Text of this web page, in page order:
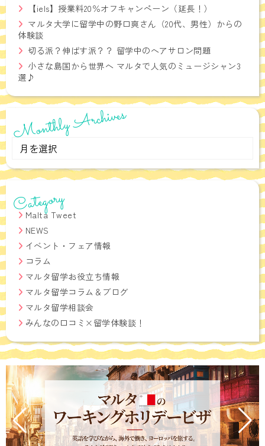
【iels】授業料20％オフキャンペーン（延長！）
マルタ大学に留学中の野口爽さん（20代、男性）からの
体験談
切る派？伸ばす派？？ 留学中のヘアサロン問題
小さな島国から世界へ マルタで人気のミュージシャン3
選♪
Monthly Archives
Monthly
Archives
Category
Malta Tweet
NEWS
イベント・フェア情報
コラム
マルタ留学お役立ち情報
マルタ留学コラム＆ブログ
マルタ留学相談会
みんなの口コミ×留学体験談！